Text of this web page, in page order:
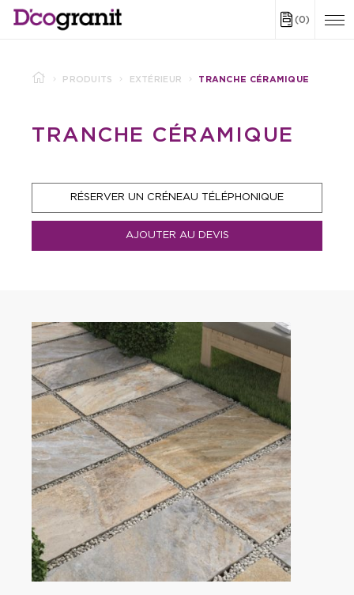
(0)
PRODUITS EXTÉRIEUR TRANCHE CÉRAMIQUE
TRANCHE CÉRAMIQUE
RÉSERVER UN CRÉNEAU TÉLÉPHONIQUE
AJOUTER AU DEVIS